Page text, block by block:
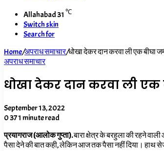
Allahabad31 ℃
Switch skin
Search for
Home/अपराध समाचार/धोखा देकर दान करवा ली एक बीघा
अपराध समाचार
धोखा देकर दान करवा ली एक
September 13, 2022
0371 minute read
प्रयागराज (आलोक गुप्ता).बारा क्षेत्र के बरहुला की रहने
पैसा देने की बात कही, लेकिन आज तक पैसा नहीं दिया। हाथ